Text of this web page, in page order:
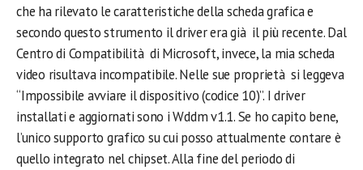
che ha rilevato le caratteristiche della scheda grafica e
secondo questo strumento il driver era già il più recente. Dal
Centro di Compatibilità di Microsoft, invece, la mia scheda
video risultava incompatibile. Nelle sue proprietà si leggeva
“Impossibile avviare il dispositivo (codice 10)”. I driver
installati e aggiornati sono i Wddm v1.1. Se ho capito bene,
l’unico supporto grafico su cui posso attualmente contare è
quello integrato nel chipset. Alla fine del periodo di